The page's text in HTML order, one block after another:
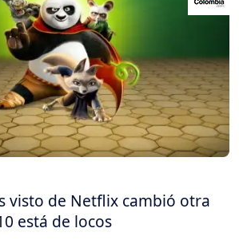
visto de Netflix cambió otra
está de locos